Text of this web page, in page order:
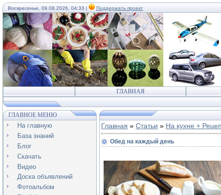
Воскресенье, 09.08.2026, 04:33 | Поддержать проект
ГЛАВНАЯ
ГЛАВНОЕ МЕНЮ
На главную
База знаний
Блог
Скачать
Видео
Доска объявлений
Фотоальбом
Главная » Статьи » На кухне +
Обед на каждый день